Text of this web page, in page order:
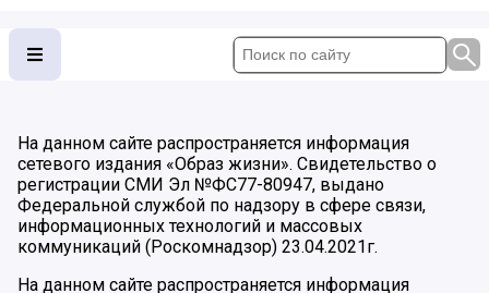
На данном сайте распространяется информация
сетевого издания «Образ жизни». Свидетельство о
регистрации СМИ Эл №ФС77-80947, выдано
Федеральной службой по надзору в сфере связи,
информационных технологий и массовых
коммуникаций (Роскомнадзор) 23.04.2021г.
На данном сайте распространяется информация